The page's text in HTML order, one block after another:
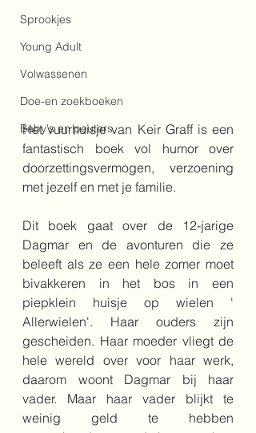
Sprookjes
Young Adult
Volwassenen
Doe-en zoekboeken
Baby's en peuters
Het vuurhuisje van Keir Graff is een
fantastisch boek vol humor over
doorzettingsvermogen, verzoening
met jezelf en met je familie.
Dit boek gaat over de 12-jarige
Dagmar en de avonturen die ze
beleeft als ze een hele zomer moet
bivakkeren in het bos in een
piepklein huisje op wielen '
Allerwielen'. Haar ouders zijn
gescheiden. Haar moeder vliegt de
hele wereld over voor haar werk,
daarom woont Dagmar bij haar
vader. Maar haar vader blijkt te
weinig geld te hebben